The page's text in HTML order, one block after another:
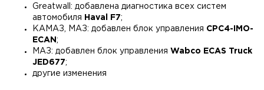
Greatwall: добавлена диагностика всех систем
автомобиля
Haval F7;
КАМАЗ, МАЗ: добавлен блок управления CPC4-IMO-
ECAN ;
МАЗ: добавлен блок управления Wabco ECAS Truck
JED677;
другие изменения